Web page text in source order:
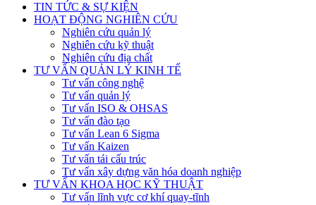
TIN TỨC & SỰ KIỆN
HOẠT ĐỘNG NGHIÊN CỨU
Nghiên cứu quản lý
Nghiên cứu kỹ thuật
Nghiên cứu địa chất
TƯ VẤN QUẢN LÝ KINH TẾ
Tư vấn công nghệ
Tư vấn quản lý
Tư vấn ISO & OHSAS
Tư vấn đào tạo
Tư vấn Lean 6 Sigma
Tư vấn Kaizen
Tư vấn tái cấu trúc
Tư vấn xây dựng văn hóa doanh nghiệp
TƯ VẤN KHOA HỌC KỸ THUẬT
Tư vấn lĩnh vực cơ khí quay-tĩnh